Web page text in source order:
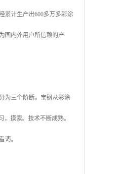
累计生产出600多万多彩涂
国内外用户所信赖的产
为三个阶断。宝钢从彩涂
摸索。技术不断成熟。
词。